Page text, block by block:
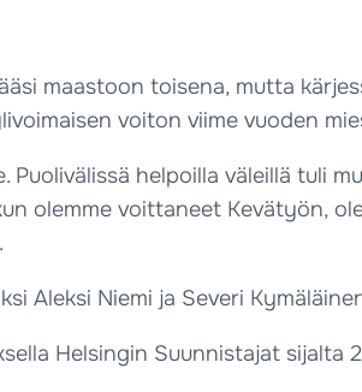
maastoon toisena, mutta
voiton viime vuoden
helpoilla väleillä tuli
olemme voittaneet Kevätyön,
Aleksi Niemi ja Severi
Helsingin Suunnistajat sijalta